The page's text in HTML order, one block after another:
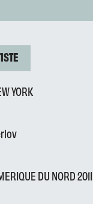
YORK
DU NORD 2011